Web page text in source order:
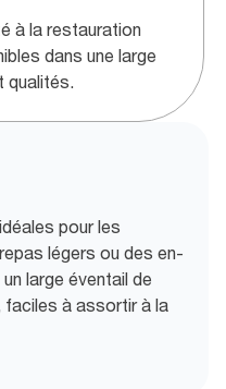
à la restauration
dans une large
qualités.
pour les
légers ou des en-
large éventail de
à assortir à la